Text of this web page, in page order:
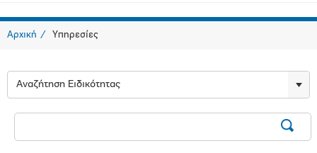
Αρχική Υπηρεσίες
Αναζήτηση Ειδικότητας